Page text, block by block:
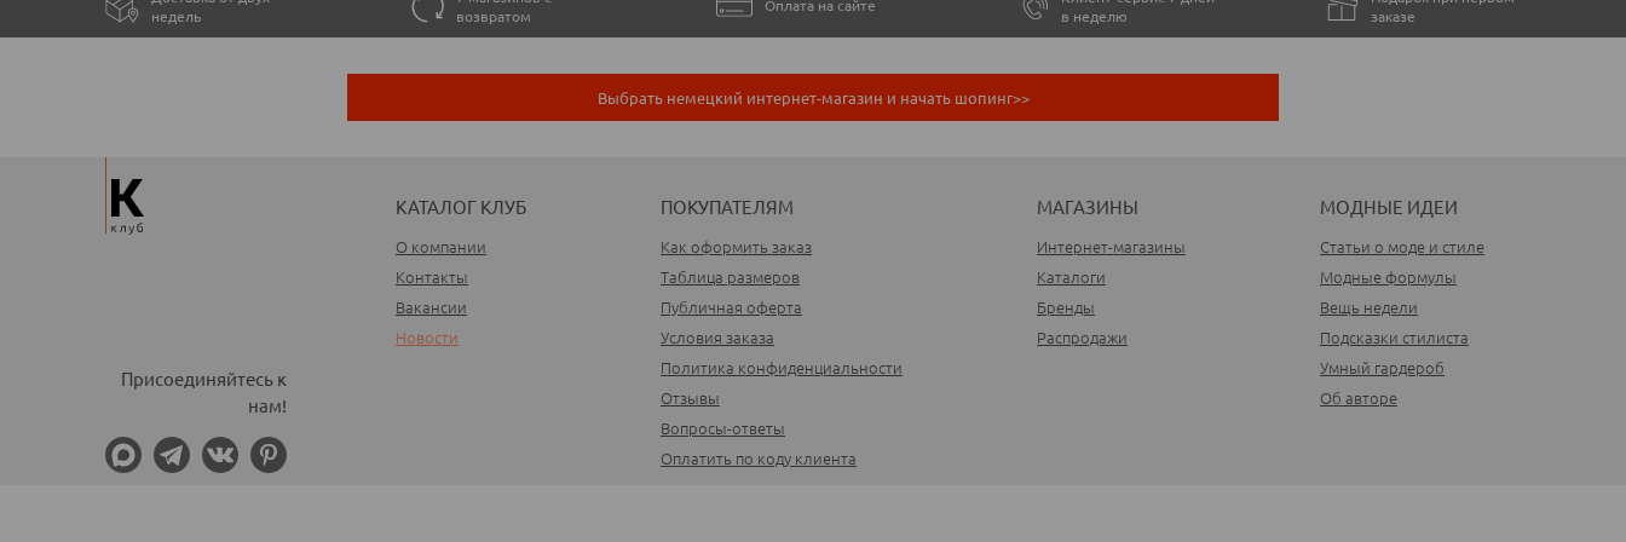
недель
возвратом
Оплата на сайте
в неделю
заказе
Выбрать немецкий интернет-магазин и начать шопинг>>
Присоединяйтесь к
нам!
КАТАЛОГ КЛУБ
О компании
Контакты
Вакансии
Новости
ПОКУПАТЕЛЯМ
Как оформить заказ
Таблица размеров
Публичная оферта
Условия заказа
Политика конфиденциальности
Отзывы
Вопросы-ответы
Оплатить по коду клиента
МАГАЗИНЫ
Интернет-магазины
Каталоги
Бренды
Распродажи
МОДНЫЕ ИДЕИ
Статьи о моде и стиле
Модные формулы
Вещь недели
Подсказки стилиста
Умный гардероб
Об авторе